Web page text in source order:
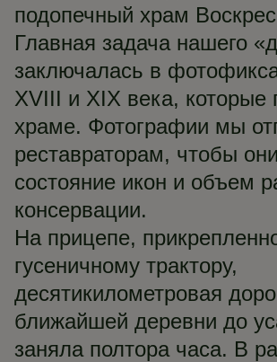
подопечный храм
Главная задача нашего
заключалась в
XVIII и XIX века, которые
храме. Фотографии мы
реставраторам, чтобы
состояние икон и объем
консервации.
На прицепе,
гусеничному трактору,
десятикилометровая
ближайшей деревни до
заняла полтора часа. В